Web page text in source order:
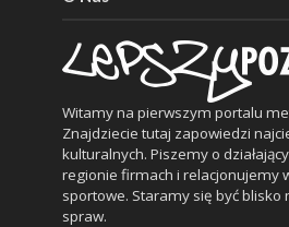
Witamy na pierwszym portalu
Znajdziecie tutaj zapowiedzi
kulturalnych. Piszemy o
regionie firmach i relacjonujemy
sportowe. Staramy się być blisko
spraw.